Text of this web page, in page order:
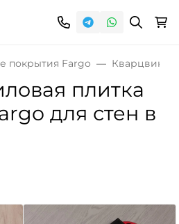
покрытия Fargo
плитка
для стен в